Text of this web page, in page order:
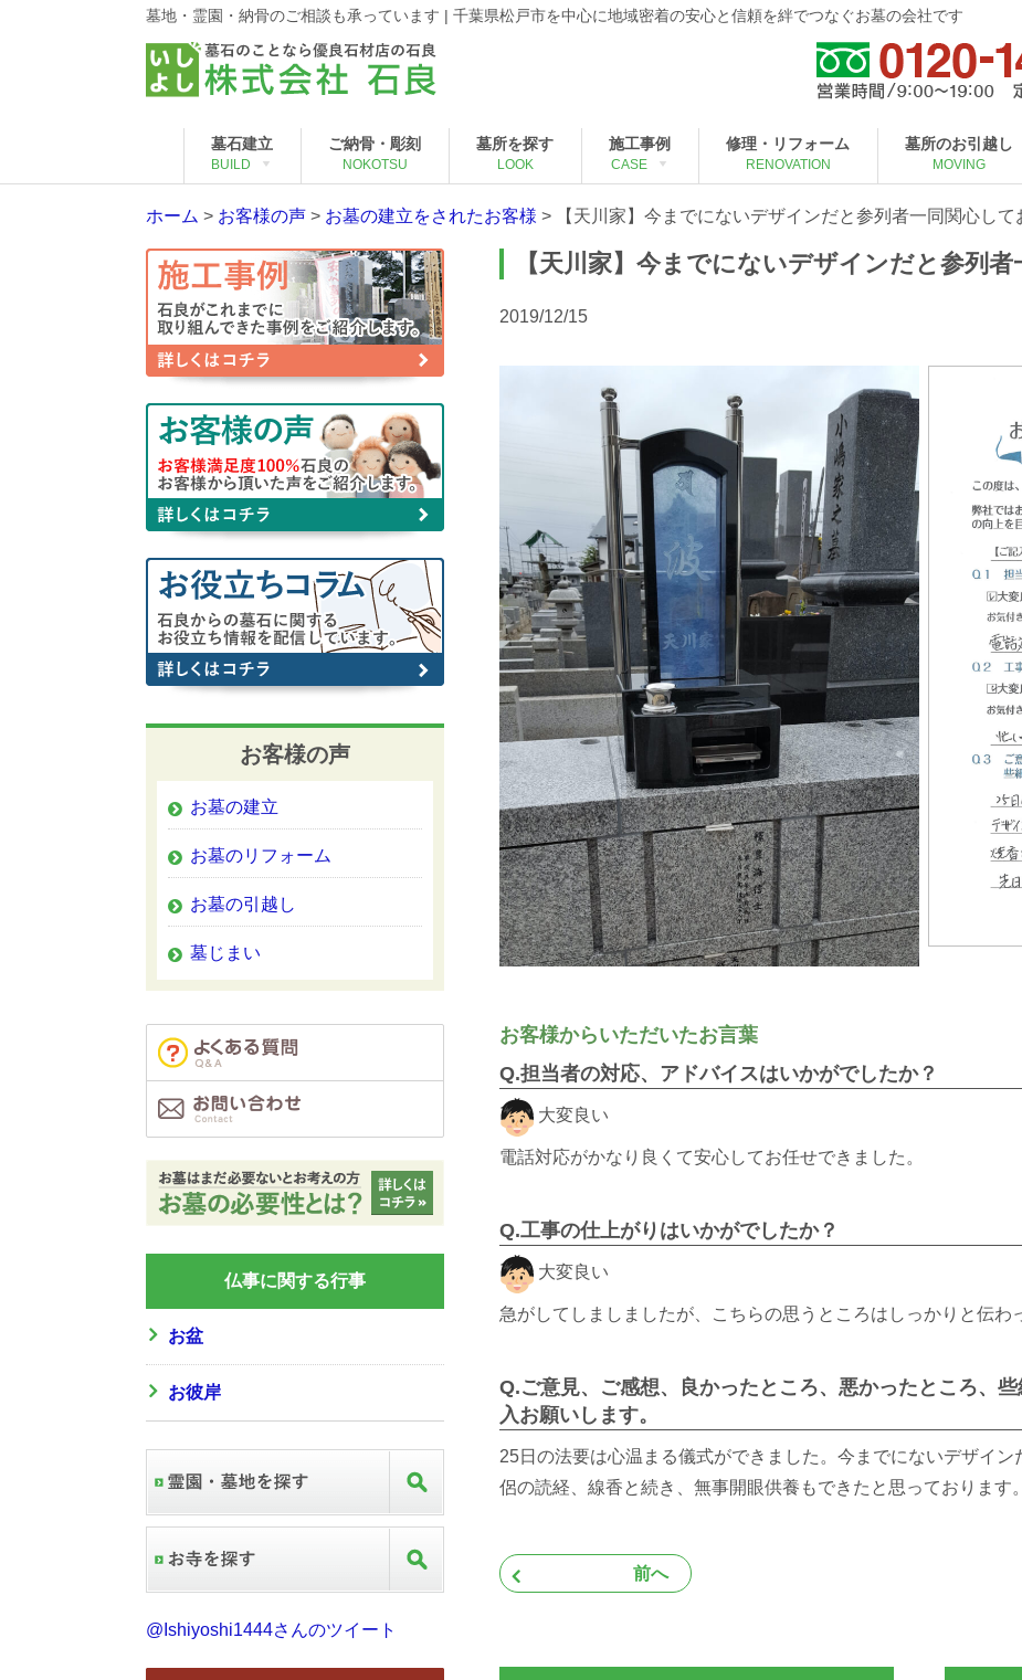
墓地・霊園・納骨のご相談も承っています | 千葉県松戸市を中心に地域密着の安心と信頼を絆でつなぐお墓の会社です
墓石建立
BUILD
ご納骨・彫刻
NOKOTSU
墓所を探す
LOOK
施工事例
CASE
修理・リフォーム
RENOVATION
墓所のお引越し
MOVING
ホーム > お客様の声 > お墓の建立をされたお客様 > 【天川家】今までにないデザインだと参列者一同関心して
【天川家】今までにないデザインだと参列
2019/12/15
お客様からいただいたお言葉
Q.担当者の対応、アドバイスはいかがでしたか？
大変良い
電話対応がかなり良くて安心してお任せできました。
Q.工事の仕上がりはいかがでしたか？
大変良い
急がしてしましましたが、こちらの思うところはしっかりと伝わ
Q.ご意見、ご感想、良かったところ、悪かったところ、
入お願いします。
25日の法要は心温まる儀式ができました。今までにないデザイ
侶の読経、線香と続き、無事開眼供養もできたと思っております。
前へ
お客様の声
お墓の建立
お墓のリフォーム
お墓の引越し
墓じまい
仏事に関する行事
お盆
お彼岸
@Ishiyoshi1444さんのツイート